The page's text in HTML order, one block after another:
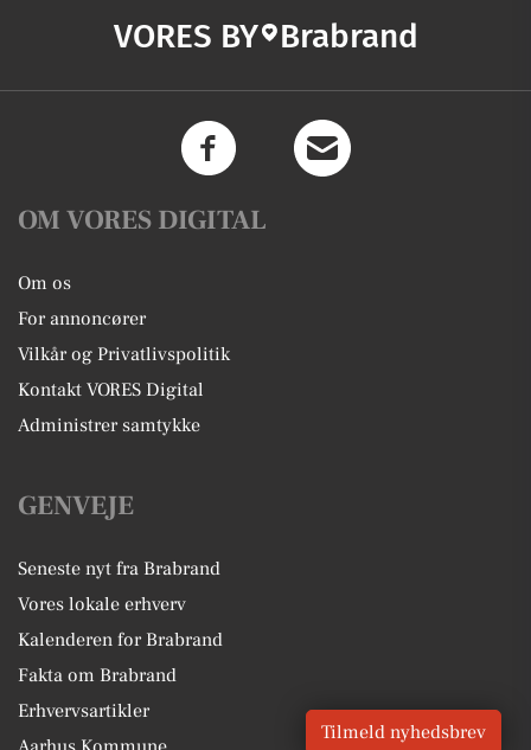
VORES BY Brabrand
OM VORES DIGITAL
Om os
For annoncører
Vilkår og Privatlivspolitik
Kontakt VORES Digital
Administrer samtykke
GENVEJE
Seneste nyt fra Brabrand
Vores lokale erhverv
Kalenderen for Brabrand
Fakta om Brabrand
Erhvervsartikler
Tilmeld nyhedsbrev